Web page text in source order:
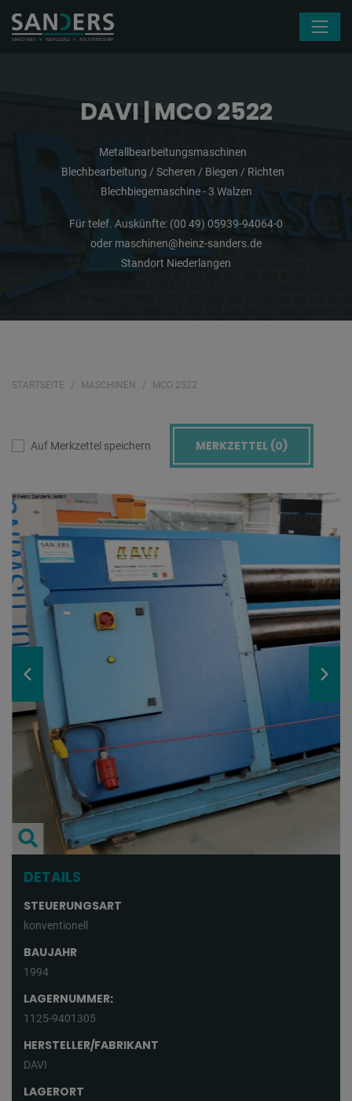
DAVI | MCO 2522
Metallbearbeitungsmaschinen
Blechbearbeitung / Scheren / Biegen / Richten
Blechbiegemaschine - 3 Walzen
Für telef. Auskünfte: (00 49) 05939-94064-0
oder maschinen@heinz-sanders.de
Standort Niederlangen
STARTSEITE MASCHINEN MCO 2522
Auf Merkzettel speichern MERKZETTEL (0)
DETAILS
STEUERUNGSART
konventionell
BAUJAHR
1994
LAGERNUMMER:
1125-9401305
HERSTELLER/FABRIKANT
DAVI
LAGERORT